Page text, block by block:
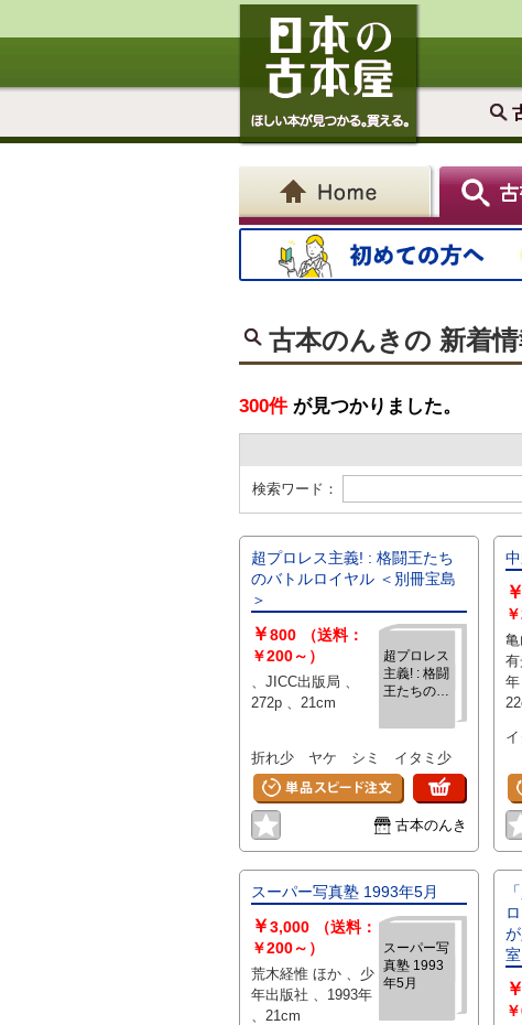
古本のんきの 新着情
300件 が見つかりました。
検索ワード：
超プロレス主義! : 格闘王たち
のバトルロイヤル ＜別冊宝島
＞
超プロレス
主義! : 格闘
王たちのバ
ル ＜別冊宝
￥800
（送料：
￥200～）
、JICC出版局 、
272p 、21cm
折れ少 ヤケ シミ イタミ少
古本のんき
￥
亀
有光
年 、180p 図 、
スーパー写真塾 1993年5月
スーパー写
真塾 1993
年5月
￥3,000
（送料：
￥200～）
荒木経惟 ほか 、少
年出版社 、1993年
、21cm
￥